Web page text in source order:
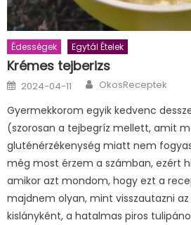
Édességek Egytál Ételek
Krémes tejberizs
Posted
on
2024-04-11 Author
OkosReceptek
Gyermekkorom egyik kedvenc
(szorosan a tejbegríz mellett, amit
gluténérzékenység miatt nem
még most érzem a számban, ezért
amikor azt mondom, hogy ezt a
majdnem olyan, mint visszautazni
kislányként, a hatalmas piros